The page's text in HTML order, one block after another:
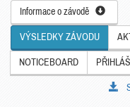
Informace o závodě
VÝSLEDKY ZÁVODU
NOTICEBOARD